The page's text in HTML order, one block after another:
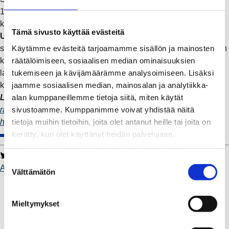
Tämä sivusto käyttää evästeitä
Käytämme evästeitä tarjoamamme sisällön ja mainosten
räätälöimiseen, sosiaalisen median ominaisuuksien
tukemiseen ja kävijämäärämme analysoimiseen. Lisäksi
jaamme sosiaalisen median, mainosalan ja analytiikka-
alan kumppaneillemme tietoja siitä, miten käytät
sivustoamme. Kumppanimme voivat yhdistää näitä
tietoja muihin tietoihin, joita olet antanut heille tai joita on
kerätty, kun olet käyttänyt heidän palvelujaan.
u
Välttämätön
Mieltymykset
15 minuutin jaksoissa, joka mahdollistaa tarkemman oman
kulutuksen seurannan ja ohjauksen.
Uudet kotiautomaatioliitännän(HAN-portti) sisältävät
sähkömittarit vaihdetaan kaikille asiakkaille lähivuosina, jolloin
kuormanohjauksen toteuttaminen erikseen hankittavalla
laitteella helpottuu. HAN-portti tulee erikseen aktivoida
käyttöön sähköverkkoyhtiön toimesta.
Lue lisää:
raumanenergia.fi/sähköverkko
https://omavoima.fi/energiaohjauspalvelu/
Asiakastarina
Kaukolämmön hinnasto